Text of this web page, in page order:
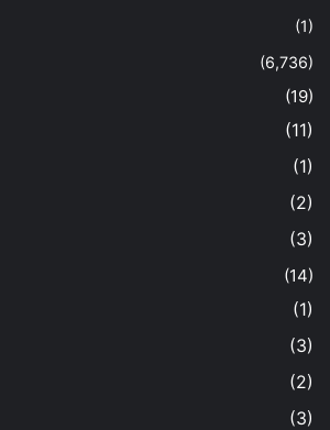
(1)
(6,736)
(19)
(11)
(1)
(2)
(3)
(14)
(1)
(3)
(2)
(3)